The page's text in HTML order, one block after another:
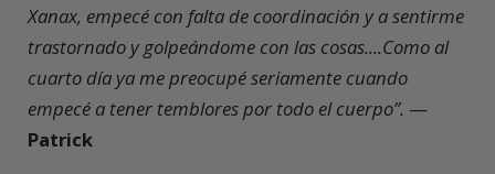
Xanax, empecé con falta de coordinación y a sentirme
trastornado y golpeándome con las cosas....Como al
cuarto día ya me preocupé seriamente cuando
empecé a tener temblores por todo el cuerpo”. —
Patrick